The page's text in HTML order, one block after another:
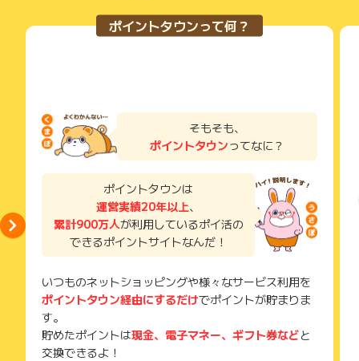
ポイントタウンって何？
そもそも、
ポイントタウンってなに？
ポイントタウンは
運営実績20年以上、
累計900万人が利用しているポイ活の
できるポイントサイトなんだ！
いつものネットショッピングや様々なサービス利用を
ポイントタウン経由にするだけでポイントが貯まりま
す。
貯めたポイントは現金、電子マネー、ギフト券などと
交換できるよ！